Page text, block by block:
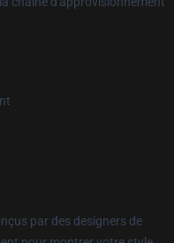
par des designers de